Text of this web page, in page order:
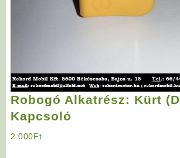
Robogó Alkatrész: Kürt
Kapcsoló
2 000Ft